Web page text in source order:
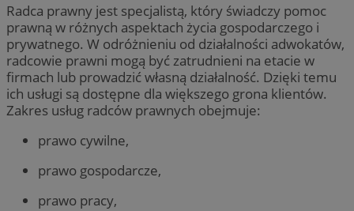
Radca prawny jest specjalistą, który świadczy pomoc
prawną w różnych aspektach życia gospodarczego i
prywatnego. W odróżnieniu od działalności adwokatów,
radcowie prawni mogą być zatrudnieni na etacie w
firmach lub prowadzić własną działalność. Dzięki temu
ich usługi są dostępne dla większego grona klientów.
Zakres usług radców prawnych obejmuje:
prawo cywilne,
prawo gospodarcze,
prawo pracy,